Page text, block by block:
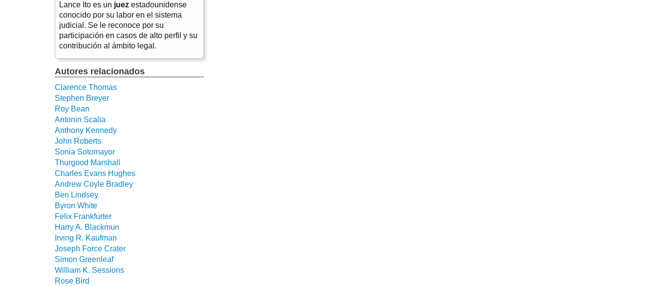
Lance Ito es un juez estadounidense
conocido por su labor en el sistema
judicial. Se le reconoce por su
participación en casos de alto perfil y su
contribución al ámbito legal.
Autores relacionados
Clarence Thomas
Stephen Breyer
Roy Bean
Antonin Scalia
Anthony Kennedy
John Roberts
Sonia Sotomayor
Thurgood Marshall
Charles Evans Hughes
Andrew Coyle Bradley
Ben Lindsey
Byron White
Felix Frankfurter
Harry A. Blackmun
Irving R. Kaufman
Joseph Force Crater
Simon Greenleaf
William K. Sessions
Rose Bird